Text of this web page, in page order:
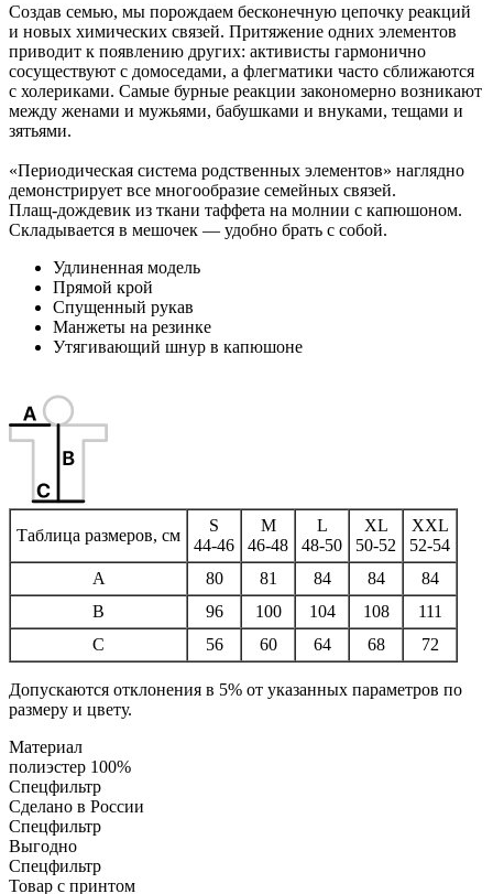
Создав семью, мы порождаем бесконечную цепочку реакций
и новых химических связей. Притяжение одних элементов
приводит к появлению других: активисты гармонично
сосуществуют с домоседами, а флегматики часто сближаются
с холериками. Самые бурные реакции закономерно возникают
между женами и мужьями, бабушками и внуками, тещами и
зятьями.
«Периодическая система родственных элементов» наглядно
демонстрирует все многообразие семейных связей.
Плащ-дождевик из ткани таффета на молнии с капюшоном.
Складывается в мешочек — удобно брать с собой.
Удлиненная модель
Прямой крой
Спущенный рукав
Манжеты на резинке
Утягивающий шнур в капюшоне
Таблица размеров, см
S
44-46
M
46-48
L
48-50
XL
50-52
XXL
52-54
A
80 81 84 84
84
B
96 100 104 108
111
C
56 60 64 68 72
Допускаются отклонения в 5% от указанных параметров по
размеру и цвету.
Материал
полиэстер 100%
Спецфильтр
Сделано в России
Спецфильтр
Выгодно
Спецфильтр
Товар с принтом